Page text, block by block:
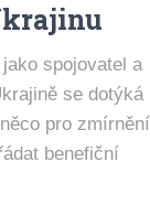
spojovatel a
se dotýká
pro zmírnění
benefiční